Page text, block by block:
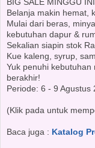
Belanja makin hemat,
Mulai dari beras,
kebutuhan dapur &
Sekalian siapin stok
Kue kaleng, syrup,
Yuk penuhi
berakhir!
Periode: 6 - 9 Agustus
(Klik pada untuk
Baca juga : Katalog